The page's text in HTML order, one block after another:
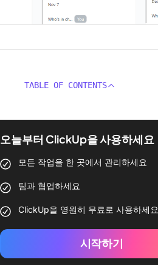
TABLE OF CONTENTS
오늘부터 ClickUp을 사용하세요
모든 작업을 한 곳에서 관리하세요
팀과 협업하세요
ClickUp을 영원히 무료로 사용하세요
시작하기